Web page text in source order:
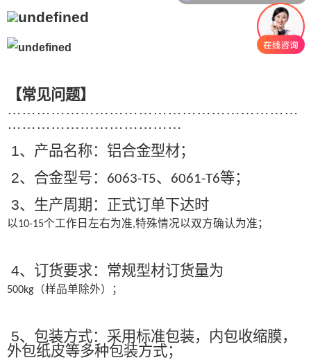
【常见问题】
……………………………………………………
………………………………
1、产品名称：铝合金型材；
2、合金型号： 6063-T5、 6061-T6等；
3、生产周期：正式订单下达时
以10-15个工作日左右为准,特殊情况以双方确认为准；
4、订货要求：常规型材订货量为
500kg （样品单除外）；
5、包装方式：采用标准包装，内包收缩膜，
外包纸皮等多种包装方式；